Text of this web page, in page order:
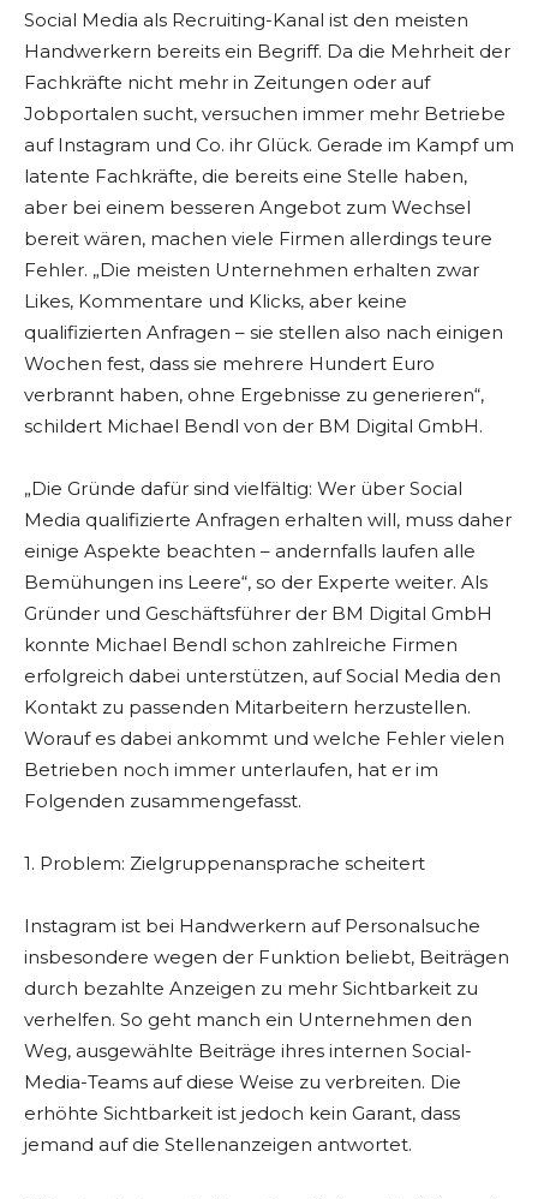
Social Media als Recruiting-Kanal ist den meisten
Handwerkern bereits ein Begriff. Da die Mehrheit der
Fachkräfte nicht mehr in Zeitungen oder auf
Jobportalen sucht, versuchen immer mehr Betriebe
auf Instagram und Co. ihr Glück. Gerade im Kampf um
latente Fachkräfte, die bereits eine Stelle haben,
aber bei einem besseren Angebot zum Wechsel
bereit wären, machen viele Firmen allerdings teure
Fehler. „Die meisten Unternehmen erhalten zwar
Likes, Kommentare und Klicks, aber keine
qualifizierten Anfragen – sie stellen also nach einigen
Wochen fest, dass sie mehrere Hundert Euro
verbrannt haben, ohne Ergebnisse zu generieren“,
schildert Michael Bendl von der BM Digital GmbH.
„Die Gründe dafür sind vielfältig: Wer über Social
Media qualifizierte Anfragen erhalten will, muss daher
einige Aspekte beachten – andernfalls laufen alle
Bemühungen ins Leere“, so der Experte weiter. Als
Gründer und Geschäftsführer der BM Digital GmbH
konnte Michael Bendl schon zahlreiche Firmen
erfolgreich dabei unterstützen, auf Social Media den
Kontakt zu passenden Mitarbeitern herzustellen.
Worauf es dabei ankommt und welche Fehler vielen
Betrieben noch immer unterlaufen, hat er im
Folgenden zusammengefasst.
1. Problem: Zielgruppenansprache scheitert
Instagram ist bei Handwerkern auf Personalsuche
insbesondere wegen der Funktion beliebt, Beiträgen
durch bezahlte Anzeigen zu mehr Sichtbarkeit zu
verhelfen. So geht manch ein Unternehmen den
Weg, ausgewählte Beiträge ihres internen Social-
Media-Teams auf diese Weise zu verbreiten. Die
erhöhte Sichtbarkeit ist jedoch kein Garant, dass
jemand auf die Stellenanzeigen antwortet.